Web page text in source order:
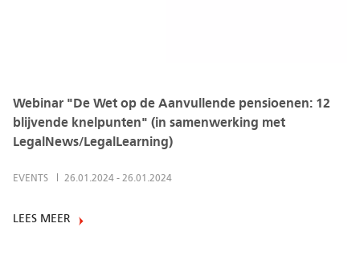
Webinar "De Wet op de Aanvullende pensioenen: 12
blijvende knelpunten" (in samenwerking met
LegalNews/LegalLearning)
EVENTS 26.01.2024 - 26.01.2024
LEES MEER